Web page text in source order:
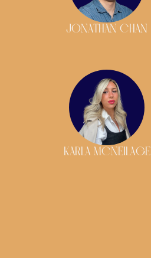
JONATHAN CHAN
KARLA MCNEILAGE